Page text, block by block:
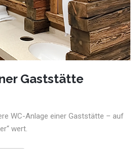
Gaststätte
WC-Anlage einer Gaststätte – auf
wert.